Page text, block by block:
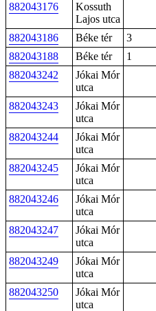
882043176
Kossuth
Lajos utca
882043186 Béke tér 3
882043188
Béke tér 1
882043242
Jókai Mór
utca
882043243
Jókai Mór
utca
882043244
Jókai Mór
utca
882043245
Jókai Mór
utca
882043246
Jókai Mór
utca
882043247
Jókai Mór
utca
882043249
Jókai Mór
utca
882043250
Jókai Mór
utca